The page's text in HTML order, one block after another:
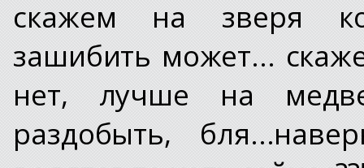
скажем на зверя
зашибить может...
нет, лучше на
раздобыть,